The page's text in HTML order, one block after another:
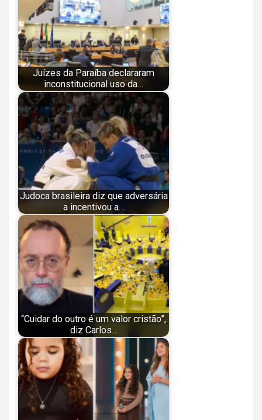
Juízes da Paraíba declararam
inconstitucional uso da…
Judoca brasileira diz que adversária
a incentivou a…
“Cuidar do outro é um valor cristão”,
diz Carlos…